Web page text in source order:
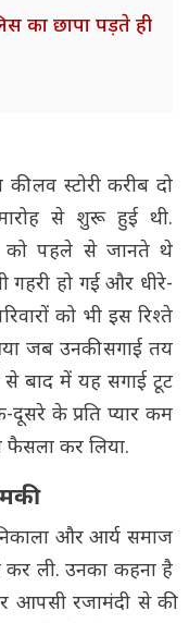
का छापा पड़ते ही
लव स्टोरी करीब दो
से शुरू हुई थी.
को पहले से जानते थे
गहरी हो गई और धीरे-
को भी इस रिश्ते
जब उनकी सगाई तय
से बाद में यह सगाई टूट
के प्रति प्यार कम
कर लिया.
और आर्य समाज
कर ली. उनका कहना है
आपसी रजामंदी से की